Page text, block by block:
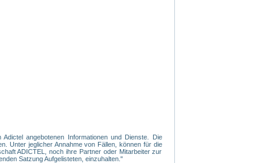
angebotenen Informationen und Dienste. Die
Unter jeglicher Annahme von Fällen, können für die
ADICTEL, noch ihre Partner oder Mitarbeiter zur
Satzung Aufgelisteten, einzuhalten."